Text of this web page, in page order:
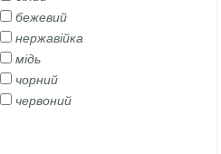
бежевий
нержавійка
мідь
чорний
червоний